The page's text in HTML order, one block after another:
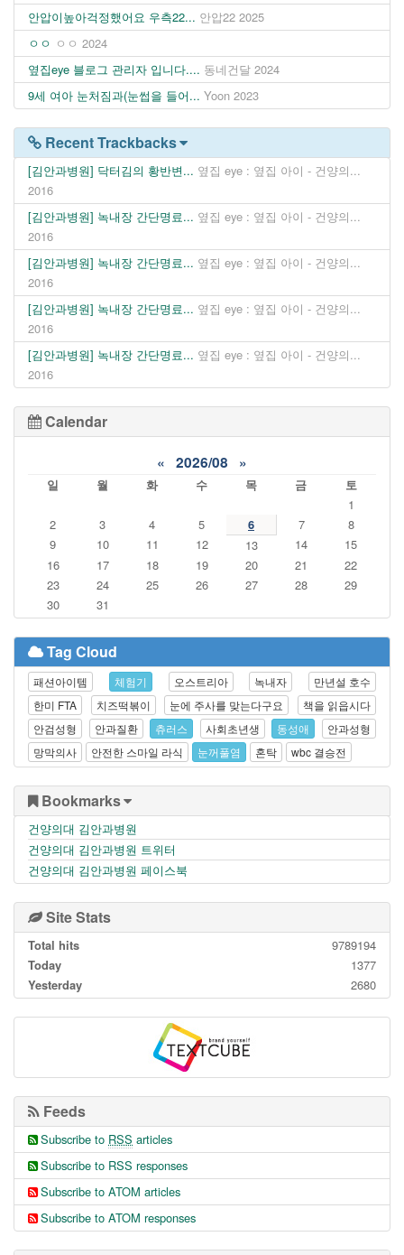
안압이높아걱정했어요 우측22... 안압22 2025
ㅇㅇ ㅇㅇ 2024
옆집eye 블로그 관리자 입니다.... 동네건달 2024
9세 여아 눈처짐과(눈썹을 들어... Yoon 2023
Recent Trackbacks
[김안과병원] 닥터김의 황반변... 옆집 eye : 옆집 아이 - 건양의...
2016
[김안과병원] 녹내장 간단명료... 옆집 eye : 옆집 아이 - 건양의...
2016
[김안과병원] 녹내장 간단명료... 옆집 eye : 옆집 아이 - 건양의...
2016
[김안과병원] 녹내장 간단명료... 옆집 eye : 옆집 아이 - 건양의...
2016
[김안과병원] 녹내장 간단명료... 옆집 eye : 옆집 아이 - 건양의...
2016
Calendar
« 2026/08 »
일 월 화 수 목 금
토
1
2
3 4 5 6 7
8
9
10 11 12 13 14
15
16
17 18 19 20 21
22
23
24 25 26 27 28
29
30
31
Tag Cloud
패션아이템 체험기 오스트리아 녹내자
만년설 호수
한미 FTA
치즈떡볶이 눈에 주사를 맞는다구요
책을 읽읍시다
안검성형
안과질환 츄러스 사회초년생 동성애
안과성형
망막의사
안전한 스마일 라식 눈꺼풀염 혼탁 wbc 결승전
Bookmarks
건양의대 김안과병원
건양의대 김안과병원 트위터
건양의대 김안과병원 페이스북
Site Stats
Total hits
9789194
Today
1377
Yesterday
2680
Feeds
Subscribe to RSS articles
Subscribe to RSS responses
Subscribe to ATOM articles
Subscribe to ATOM responses